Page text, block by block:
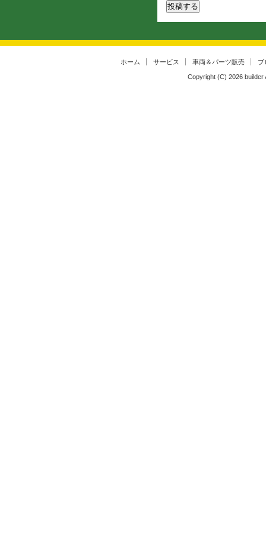
ホーム サービス 車両＆パーツ販売 ブ
Copyright (C) 2026 builder